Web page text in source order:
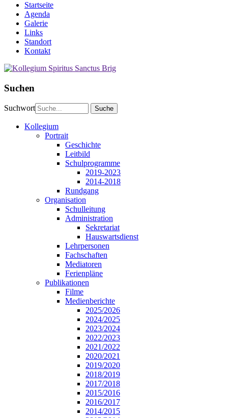
Startseite
Agenda
Galerie
Links
Standort
Kontakt
Suchen
Suchwort
Kollegium
Portrait
Geschichte
Leitbild
Schulprogramme
2019-2023
2014-2018
Rundgang
Organisation
Schulleitung
Administration
Sekretariat
Hauswartsdienst
Lehrpersonen
Fachschaften
Mediatoren
Ferienpläne
Publikationen
Filme
Medienberichte
2025/2026
2024/2025
2023/2024
2022/2023
2021/2022
2020/2021
2019/2020
2018/2019
2017/2018
2015/2016
2016/2017
2014/2015